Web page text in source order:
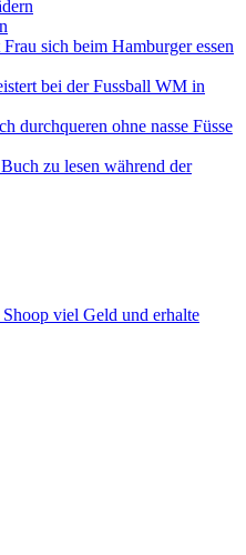
sich beim Hamburger essen
bei der Fussball WM in
durchqueren ohne nasse Füsse
zu lesen während der
viel Geld und erhalte